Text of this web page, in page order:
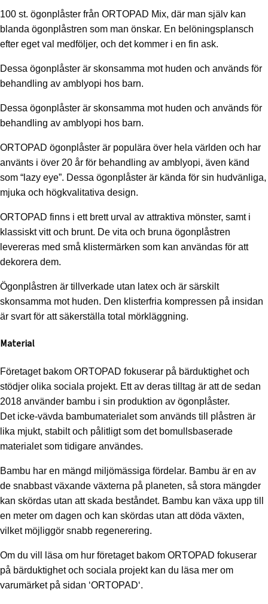
mängd
100 st. ögonplåster från ORTOPAD Mix, där man själv kan
blanda ögonplåstren som man önskar. En belöningsplansch
efter eget val medföljer, och det kommer i en fin ask.
Dessa ögonplåster är skonsamma mot huden och används för
behandling av amblyopi hos barn.
Dessa ögonplåster är skonsamma mot huden och används för
behandling av amblyopi hos barn.
ORTOPAD ögonplåster är populära över hela världen och har
använts i över 20 år för behandling av amblyopi, även känd
som “lazy eye”. Dessa ögonplåster är kända för sin hudvänliga,
mjuka och högkvalitativa design.
ORTOPAD finns i ett brett urval av attraktiva mönster, samt i
klassiskt vitt och brunt. De vita och bruna ögonplåstren
levereras med små klistermärken som kan användas för att
dekorera dem.
Ögonplåstren är tillverkade utan latex och är särskilt
skonsamma mot huden. Den klisterfria kompressen på insidan
är svart för att säkerställa total mörkläggning.
Material
Företaget bakom ORTOPAD fokuserar på bärduktighet och
stödjer olika sociala projekt. Ett av deras tilltag är att de sedan
2018 använder bambu i sin produktion av ögonplåster.
Det icke-vävda bambumaterialet som används till plåstren är
lika mjukt, stabilt och pålitligt som det bomullsbaserade
materialet som tidigare användes.
Bambu har en mängd miljömässiga fördelar. Bambu är en av
de snabbast växande växterna på planeten, så stora mängder
kan skördas utan att skada beståndet. Bambu kan växa upp till
en meter om dagen och kan skördas utan att döda växten,
vilket möjliggör snabb regenerering.
Om du vill läsa om hur företaget bakom ORTOPAD fokuserar
på bärduktighet och sociala projekt kan du läsa mer om
varumärket på sidan ‘ORTOPAD‘.